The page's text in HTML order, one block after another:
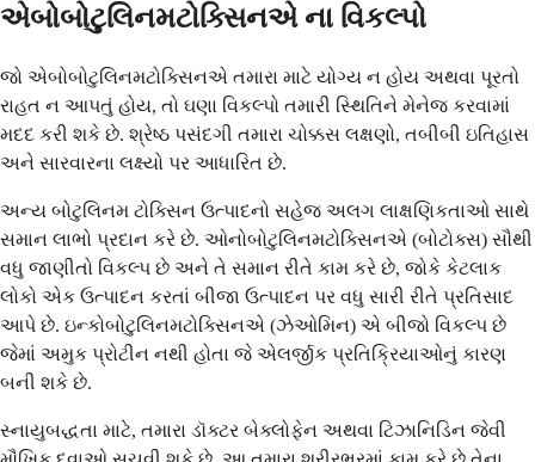
એબોબોટુલિનમટોક્સિનએ ના વિકલ્પો
જો એબોબોટુલિનમટોક્સિનએ તમારા માટે યોગ્ય ન હોય અથવા પૂરતો
રાહત ન આપતું હોય, તો ઘણા વિકલ્પો તમારી સ્થિતિને મેનેજ કરવામાં
મદદ કરી શકે છે. શ્રેષ્ઠ પસંદગી તમારા ચોક્કસ લક્ષણો, તબીબી ઇતિહાસ
અને સારવારના લક્ષ્યો પર આધારિત છે.
અન્ય બોટુલિનમ ટોક્સિન ઉત્પાદનો સહેજ અલગ લાક્ષણિકતાઓ સાથે
સમાન લાભો પ્રદાન કરે છે. ઓનોબોટુલિનમટોક્સિનએ (બોટોક્સ) સૌથી
વધુ જાણીતો વિકલ્પ છે અને તે સમાન રીતે કામ કરે છે, જોકે કેટલાક
લોકો એક ઉત્પાદન કરતાં બીજા ઉત્પાદન પર વધુ સારી રીતે પ્રતિસાદ
આપે છે. ઇન્કોબોટુલિનમટોક્સિનએ (ઝેઓમિન) એ બીજો વિકલ્પ છે
જેમાં અમુક પ્રોટીન નથી હોતા જે એલર્જીક પ્રતિક્રિયાઓનું કારણ
બની શકે છે.
સ્નાયુબદ્ધતા માટે, તમારા ડૉક્ટર બેક્લોફેન અથવા ટિઝાનિડિન જેવી